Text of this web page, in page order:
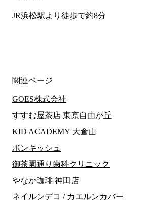
JR浜松駅より徒歩で約8分
関連ページ
GOES株式会社
すすむ屋茶店 東京自由が丘
KID ACADEMY 大倉山
ボンキッシュ
御茶園通り歯科クリニック
やなか珈琲 神田店
ネイルンデコ / カエルンカバー